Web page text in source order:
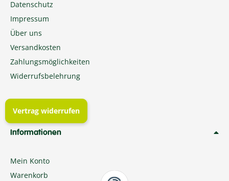
Datenschutz
Impressum
Über uns
Versandkosten
Zahlungsmöglichkeiten
Widerrufsbelehrung
Vertrag widerrufen
Informationen
Mein Konto
Warenkorb